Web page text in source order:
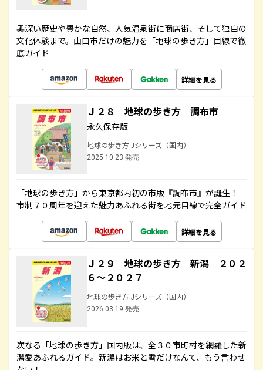
奥深い歴史や豊かな自然、人気温泉街に商店街、そして独自の
文化体験まで。山口市だけの魅力を「地球の歩き方」目線で徹
底ガイド
詳細を見る
Ｊ２８ 地球の歩き方 調布市
永久保存版
地球の歩き方 Jシリーズ（国内）
2025.10.23 発売
「地球の歩き方」から東京都内初の市版『調布市』が誕生！
市制７０周年を迎えた魅力あふれる街を地元目線で完全ガイド
詳細を見る
Ｊ２９ 地球の歩き方 新潟 ２０２
６～２０２７
地球の歩き方 Jシリーズ（国内）
2026.03.19 発売
次なる「地球の歩き方」国内版は、全３０市町村を網羅した新
潟愛あふれるガイド。新潟はお米と雪だけなんて、もう言わせ